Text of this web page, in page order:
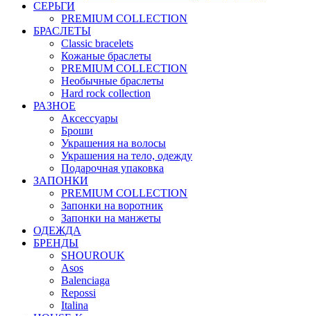
СЕРЬГИ
PREMIUM COLLECTION
БРАСЛЕТЫ
Classic bracelets
Кожаные браслеты
PREMIUM COLLECTION
Необычные браслеты
Hard rock collection
РАЗНОЕ
Аксессуары
Броши
Украшения на волосы
Украшения на тело, одежду
Подарочная упаковка
ЗАПОНКИ
PREMIUM COLLECTION
Запонки на воротник
Запонки на манжеты
ОДЕЖДА
БРЕНДЫ
SHOUROUK
Asos
Balenciaga
Repossi
Italina